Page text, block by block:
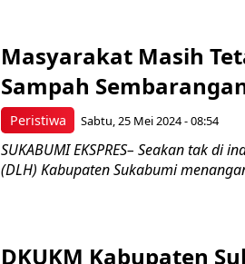
Peristiwa
Masyarakat Masih
Sampah
Sabtu, 25 Mei 2024 - 08:54
SUKABUMI EKSPRES– Seakan tak di
(DLH) Kabupaten Sukabumi
DKUKM Kabupaten